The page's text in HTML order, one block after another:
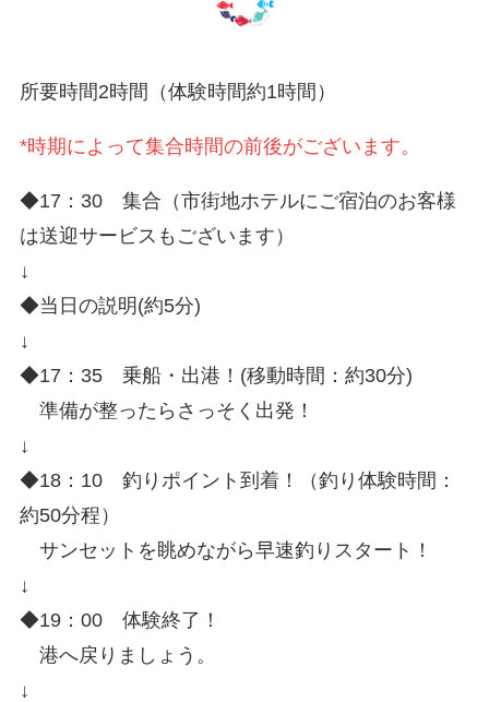
所要時間2時間（体験時間約1時間）
*時期によって集合時間の前後がございます。
◆17：30 集合（市街地ホテルにご宿泊のお客様
は送迎サービスもございます）
↓
◆当日の説明(約5分)
↓
◆17：35 乗船・出港！(移動時間：約30分)
準備が整ったらさっそく出発！
↓
◆18：10 釣りポイント到着！（釣り体験時間：
約50分程）
サンセットを眺めながら早速釣りスタート！
↓
◆19：00 体験終了！
港へ戻りましょう。
↓